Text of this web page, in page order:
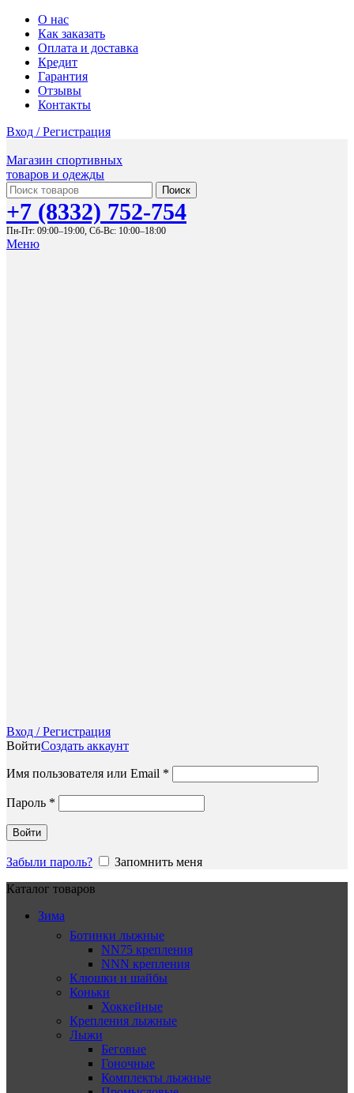
О нас
Как заказать
Оплата и доставка
Кредит
Гарантия
Отзывы
Контакты
Вход / Регистрация
Магазин спортивных
товаров и одежды
Поиск
+7 (8332) 752-754
Пн-Пт: 09:00–19:00, Сб-Вс: 10:00–18:00
Меню
Вход / Регистрация
ВойтиСоздать аккаунт
Имя пользователя или Email *
Пароль *
Войти
Забыли пароль?
Запомнить меня
Каталог товаров
Зима
Ботинки лыжные
NN75 крепления
NNN крепления
Клюшки и шайбы
Коньки
Хоккейные
Крепления лыжные
Лыжи
Беговые
Гоночные
Комплекты лыжные